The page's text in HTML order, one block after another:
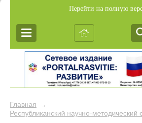
Перейти на полную
Главная →
Республиканский научно-